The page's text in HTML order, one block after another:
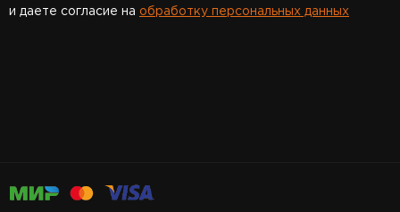
и даете согласие на обработку персональных данных